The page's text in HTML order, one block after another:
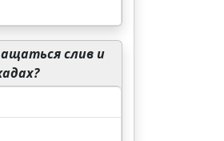
слив и